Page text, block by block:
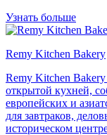
Узнать больше
Remy Kitchen Bakery
Remy Kitchen
открытой кухней,
европейских и
для завтраков,
историческом